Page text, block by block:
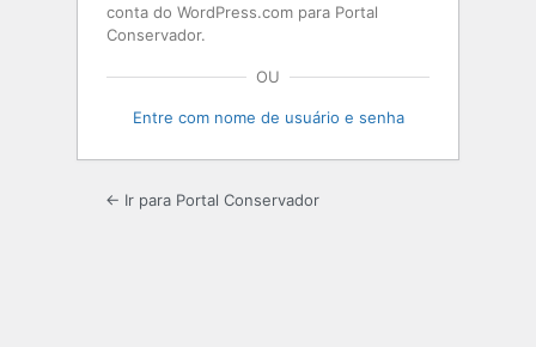
conta do WordPress.com para Portal
Conservador.
OU
Entre com nome de usuário e senha
← Ir para Portal Conservador